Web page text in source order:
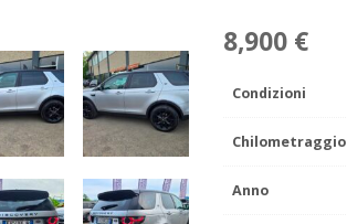
8,900 €
Condizioni
Chilometraggio
Anno